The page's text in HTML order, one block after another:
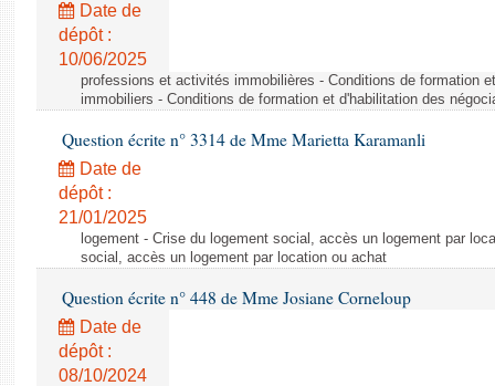
Date de
dépôt :
10/06/2025
professions et activités immobilières - Conditions de formation
immobiliers - Conditions de formation et d'habilitation des
Question écrite n° 3314 de Mme Marietta Karamanli
Date de
dépôt :
21/01/2025
logement - Crise du logement social, accès un logement par
social, accès un logement par location ou achat
Question écrite n° 448 de Mme Josiane Corneloup
Date de
dépôt :
08/10/2024